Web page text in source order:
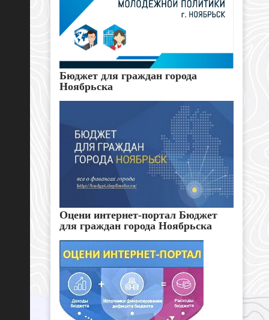
Бюджет для граждан города
Ноябрьска
Оцени интернет-портал Бюджет
для граждан города Ноябрьска